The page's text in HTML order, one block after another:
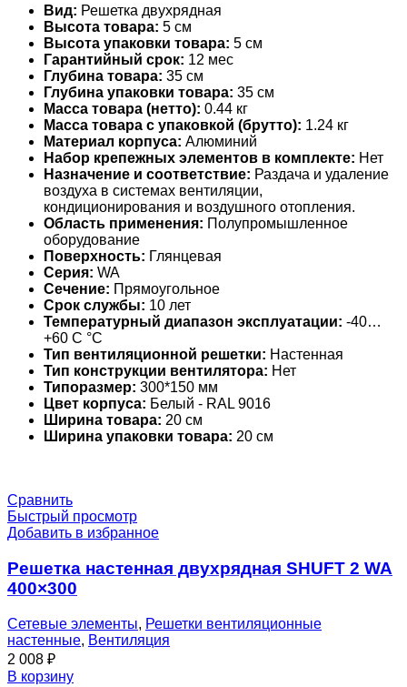
Вид: Решетка двухрядная
Высота товара: 5 см
Высота упаковки товара: 5 см
Гарантийный срок: 12 мес
Глубина товара: 35 см
Глубина упаковки товара: 35 см
Масса товара (нетто): 0.44 кг
Масса товара с упаковкой (брутто): 1.24 кг
Материал корпуса: Алюминий
Набор крепежных элементов в комплекте: Нет
Назначение и соответствие: Раздача и удаление
воздуха в системах вентиляции,
кондиционирования и воздушного отопления.
Область применения: Полупромышленное
оборудование
Поверхность: Глянцевая
Серия: WA
Сечение: Прямоугольное
Срок службы: 10 лет
Температурный диапазон эксплуатации: -40…
+60 С °С
Тип вентиляционной решетки: Настенная
Тип конструкции вентилятора: Нет
Типоразмер: 300*150 мм
Цвет корпуса: Белый - RAL 9016
Ширина товара: 20 см
Ширина упаковки товара: 20 см
Сравнить
Быстрый просмотр
Добавить в избранное
Решетка настенная двухрядная SHUFT 2 WA
400×300
Сетевые элементы, Решетки вентиляционные
настенные, Вентиляция
2 008 ₽
В корзину